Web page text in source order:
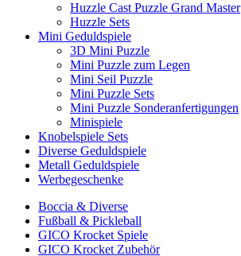
Huzzle Cast Puzzle Grand Master
Huzzle Sets
Mini Geduldspiele
3D Mini Puzzle
Mini Puzzle zum Legen
Mini Seil Puzzle
Mini Puzzle Sets
Mini Puzzle Sonderanfertigungen
Minispiele
Knobelspiele Sets
Diverse Geduldspiele
Metall Geduldspiele
Werbegeschenke
Boccia & Diverse
Fußball & Pickleball
GICO Krocket Spiele
GICO Krocket Zubehör